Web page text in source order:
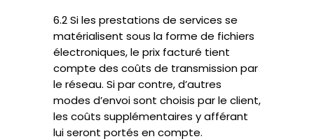
6.2 Si les prestations de services se
matérialisent sous la forme de fichiers
électroniques, le prix facturé tient
compte des coûts de transmission par
le réseau. Si par contre, d’autres
modes d’envoi sont choisis par le client,
les coûts supplémentaires y afférant
lui seront portés en compte.